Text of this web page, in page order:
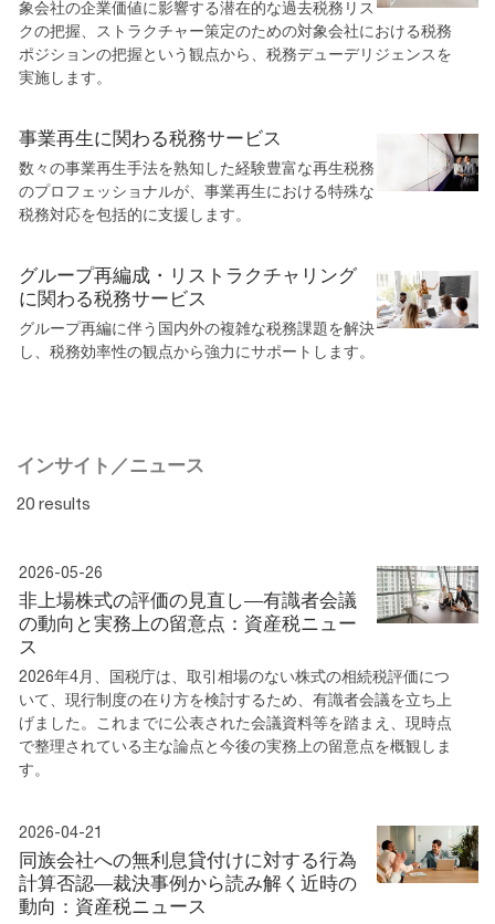
象会社の企業価値に影響する潜在的な過去税務リス
クの把握、ストラクチャー策定のための対象会社における税務
ポジションの把握という観点から、税務デューデリジェンスを
実施します。
事業再生に関わる税務サービス
数々の事業再生手法を熟知した経験豊富な再生税務
のプロフェッショナルが、事業再生における特殊な
税務対応を包括的に支援します。
グループ再編成・リストラクチャリング
に関わる税務サービス
グループ再編に伴う国内外の複雑な税務課題を解決
し、税務効率性の観点から強力にサポートします。
インサイト／ニュース
20 results
2026-05-26
非上場株式の評価の見直し―有識者会議
の動向と実務上の留意点：資産税ニュー
ス
2026年4月、国税庁は、取引相場のない株式の相続税評価につ
いて、現行制度の在り方を検討するため、有識者会議を立ち上
げました。これまでに公表された会議資料等を踏まえ、現時点
で整理されている主な論点と今後の実務上の留意点を概観しま
す。
2026-04-21
同族会社への無利息貸付けに対する行為
計算否認―裁決事例から読み解く近時の
動向：資産税ニュース